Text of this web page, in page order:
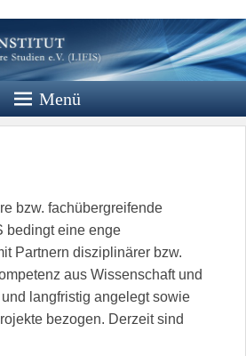
Leibniz
Institut
Website des Leibniz Instituts für
Interdisziplinäre Studien e.V.
Menü
bzw. fachübergreifende
bedingt eine enge
Partnern disziplinärer bzw.
aus Wissenschaft und
langfristig angelegt sowie
bezogen. Derzeit sind